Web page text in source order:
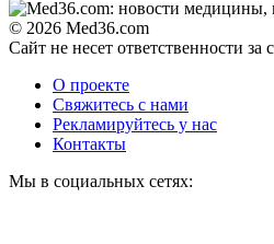
© 2026 Med36.com
Сайт не несет ответственности
О проекте
Свяжитесь с нами
Рекламируйтесь у нас
Контакты
Мы в социальных сетях: